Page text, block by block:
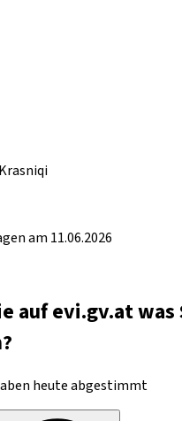
am 11.06.2026
auf evi.gv.at was
heute abgestimmt